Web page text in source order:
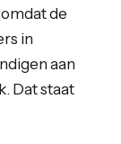
de
in
aan
Dat staat